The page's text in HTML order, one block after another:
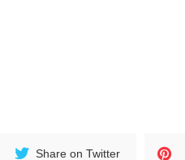
Share on Twitter